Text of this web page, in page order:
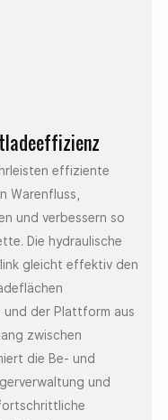
effiziente
Warenfluss,
und verbessern so
Die hydraulische
gleicht effektiv den
der Plattform aus
zwischen
die Be- und
und